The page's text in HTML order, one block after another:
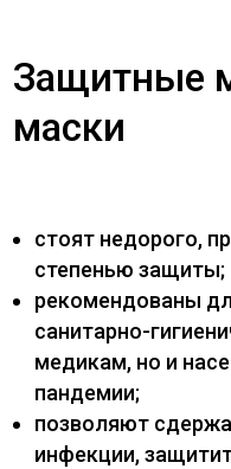
Защитные
маски
стоят недорого,
степенью защиты;
рекомендованы
санитарно-
медикам, но и
пандемии;
позволяют
инфекции,